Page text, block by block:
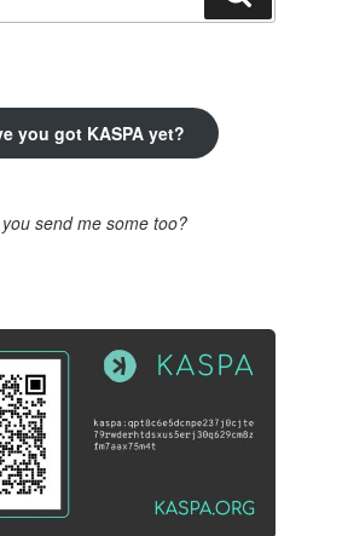
you got KASPA yet?
you send me some too?